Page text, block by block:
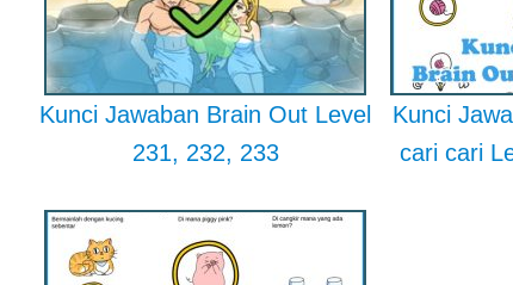
Kunci Jawaban Brain Out Level
231, 232, 233
Kunci
cari cari